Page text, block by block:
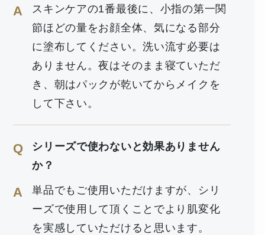
A
スキンケアの1番最後に、小指の第一関
節ほどの量をお顔全体、気になる部分
に塗布してください。洗い流す必要は
ありません。夜はそのまま寝ていただ
き、朝はパックが乾いてからメイクを
して下さい。
Q
シリーズで使わないと効果ありません
か？
A
単品でもご使用いただけますが、シリ
ーズで使用して頂くことでより肌変化
を実感していただけると思います。